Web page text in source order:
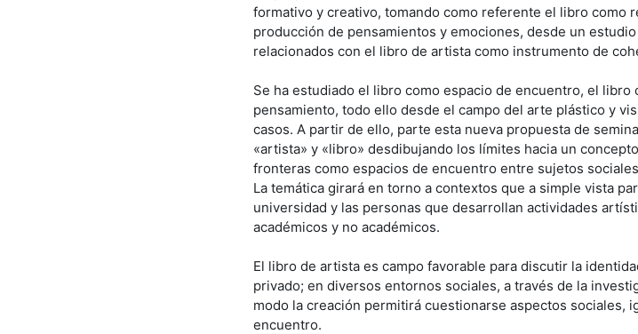
formativo y creativo, tomando como referente el libro como
producción de pensamientos y emociones, desde un
relacionados con el libro de artista como instrumento de
Se ha estudiado el libro como espacio de encuentro, el
pensamiento, todo ello desde el campo del arte plástico y
casos. A partir de ello, parte esta nueva propuesta de
«artista» y «libro» desdibujando los límites hacia un
fronteras como espacios de encuentro entre sujetos
La temática girará en torno a contextos que a simple vista
universidad y las personas que desarrollan actividades
académicos y no académicos.
El libro de artista es campo favorable para discutir la
privado; en diversos entornos sociales, a través de la
modo la creación permitirá cuestionarse aspectos sociales,
encuentro.